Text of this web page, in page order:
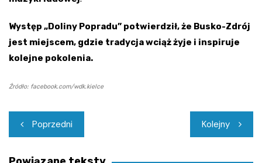
Występ „Doliny Popradu” potwierdził, że Busko-Zdrój
jest miejscem, gdzie tradycja wciąż żyje i inspiruje
kolejne pokolenia.
Źródło: facebook.com/wdk.kielce
Nawigacja
wpisu
Poprzedni Kolejny